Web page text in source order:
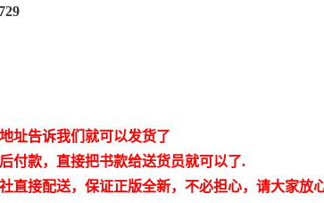
址告诉我们就可以发货了
付款，直接把书款给送货员就可以了.
直接配送，保证正版全新，不必担心，请大家放